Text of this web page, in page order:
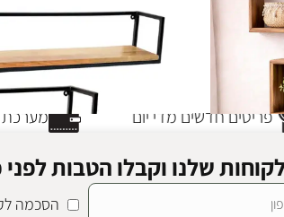
מערכת פריטים חדשים מדי יום
שלנו וקבלו הטבות
הסכמה